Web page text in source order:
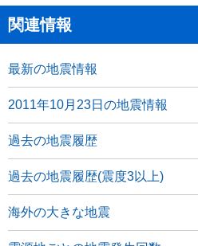
関連情報
最新の地震情報
2011年10月23日の地震情報
過去の地震履歴
過去の地震履歴(震度3以上)
海外の大きな地震